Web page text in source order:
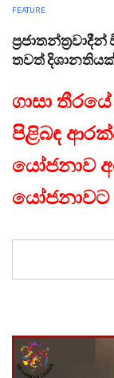
FEATURE
තවත්
ගාසා
පිළිබඳ
යෝජනාව
යෝජනාවට